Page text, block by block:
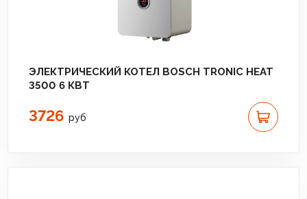
ЭЛЕКТРИЧЕСКИЙ КОТЕЛ BOSCH TRONIC HEAT
3500 6 КВТ
3726 руб